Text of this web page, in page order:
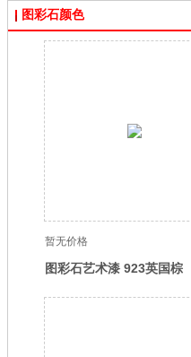
图彩石颜色
暂无价格
图彩石艺术漆 923英国棕